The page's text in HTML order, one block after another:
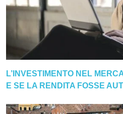
L’INVESTIMENTO NEL
E SE LA RENDITA FOSSE